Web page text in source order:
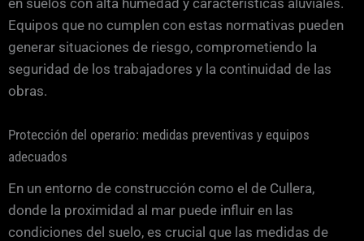
Equipos que no cumplen con estas normativas pueden
generar situaciones de riesgo, comprometiendo la
seguridad de los trabajadores y la continuidad de las
obras.
Protección del operario: medidas preventivas y equipos
adecuados
En un entorno de construcción como el de Cullera,
donde la proximidad al mar puede influir en las
condiciones del suelo, es crucial que las medidas de